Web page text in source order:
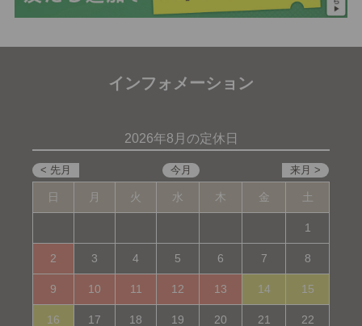
インフォメーション
2026年8月の定休日
日 月 火 水 木 金 土
1
2 3 4 5 6 7 8
9 10 11 12 13 14 15
16 17 18 19 20 21 22